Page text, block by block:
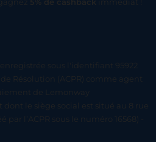
5% de cashback immediat !
enregistrée sous l'identifiant 95922
Résolution (ACPR) comme agent
de Lemonway
le siège social est situé au 8 rue
par l’ACPR sous le numéro 16568) -